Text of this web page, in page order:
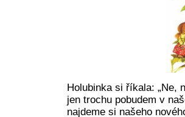
Holubinka si říkala: „Ne,
jen trochu pobudem v
najdeme si našeho